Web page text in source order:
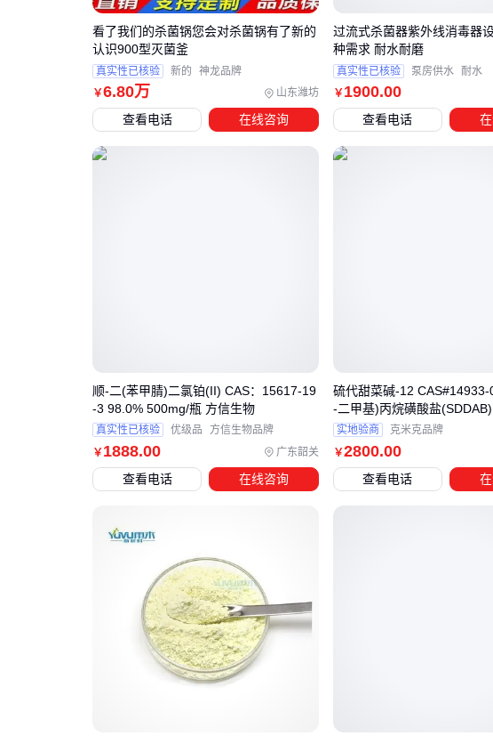
影响观感
这些指标需
烹饪时的溶
三、哪些
感的场景，
工业应用场
度与化学
需要特别注
如工业级低
当确定需要
分析报告和
的使用。这
四、湖盐
￥6.80万 山东潍坊
看了我们的杀菌锅您会对杀菌锅有了新的
认识900型灭菌釜
真实性已核验 新的 神龙品牌
查看电话 在线咨询
￥ 1900.00
过流式杀菌器紫外线消毒器
种需求 耐水耐磨
真实性已核验 泵房供水 耐水
查看电话
￥ 1888.00 广东韶关
顺-二(苯甲腈)二氯铂(II) CAS：15617-19
-3 98.0% 500mg/瓶 方信生物
真实性已核验 优级品 方信生物品牌
查看电话 在线咨询
￥2800.00
硫代甜菜碱-12
-二甲基)丙烷磺酸盐(SDDAB)
实地验商 克米克品牌
查看电话